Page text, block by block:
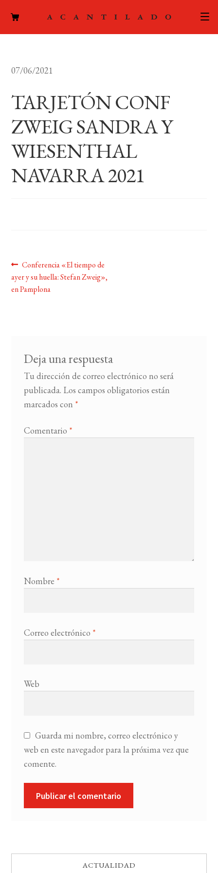
ACTUALIDAD
PODCAST
LA EDITORIAL
FOREIGN RIGHTS
LISTA DE LIBROS
07/06/2021
TARJETÓN CONF
ZWEIG SANDRA Y
WIESENTHAL
NAVARRA 2021
Navegación
de
Anterior:
Conferencia «El tiempo de
ayer y su huella: Stefan Zweig»,
en Pamplona
Deja una respuesta
Tu dirección de correo electrónico no será
publicada. Los campos obligatorios están
marcados con *
Comentario *
Nombre *
Correo electrónico *
Web
Guarda mi nombre, correo electrónico y
web en este navegador para la próxima vez que
comente.
ACTUALIDAD